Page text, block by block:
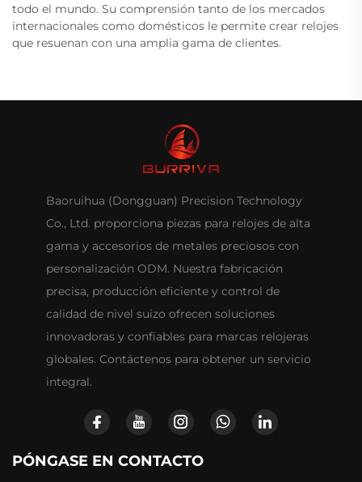
todo el mundo. Su comprensión tanto de los mercados
internacionales como domésticos le permite crear relojes
que resuenan con una amplia gama de clientes.
Baoruihua (Dongguan) Precision Technology
Co., Ltd. proporciona piezas para relojes de alta
gama y accesorios de metales preciosos con
personalización ODM. Nuestra fabricación
precisa, producción eficiente y control de
calidad de nivel suizo ofrecen soluciones
innovadoras y confiables para marcas relojeras
globales. Contáctenos para obtener un servicio
integral.
PÓNGASE EN CONTACTO